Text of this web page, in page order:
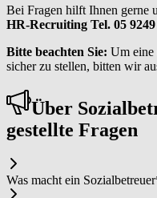
Bei Fragen hilft Ihnen gerne
HR-Recruiting Tel. 05 9249
Bitte beachten Sie: Um eine
sicher zu stellen, bitten wir
Über
gestellte Fragen
Was macht ein